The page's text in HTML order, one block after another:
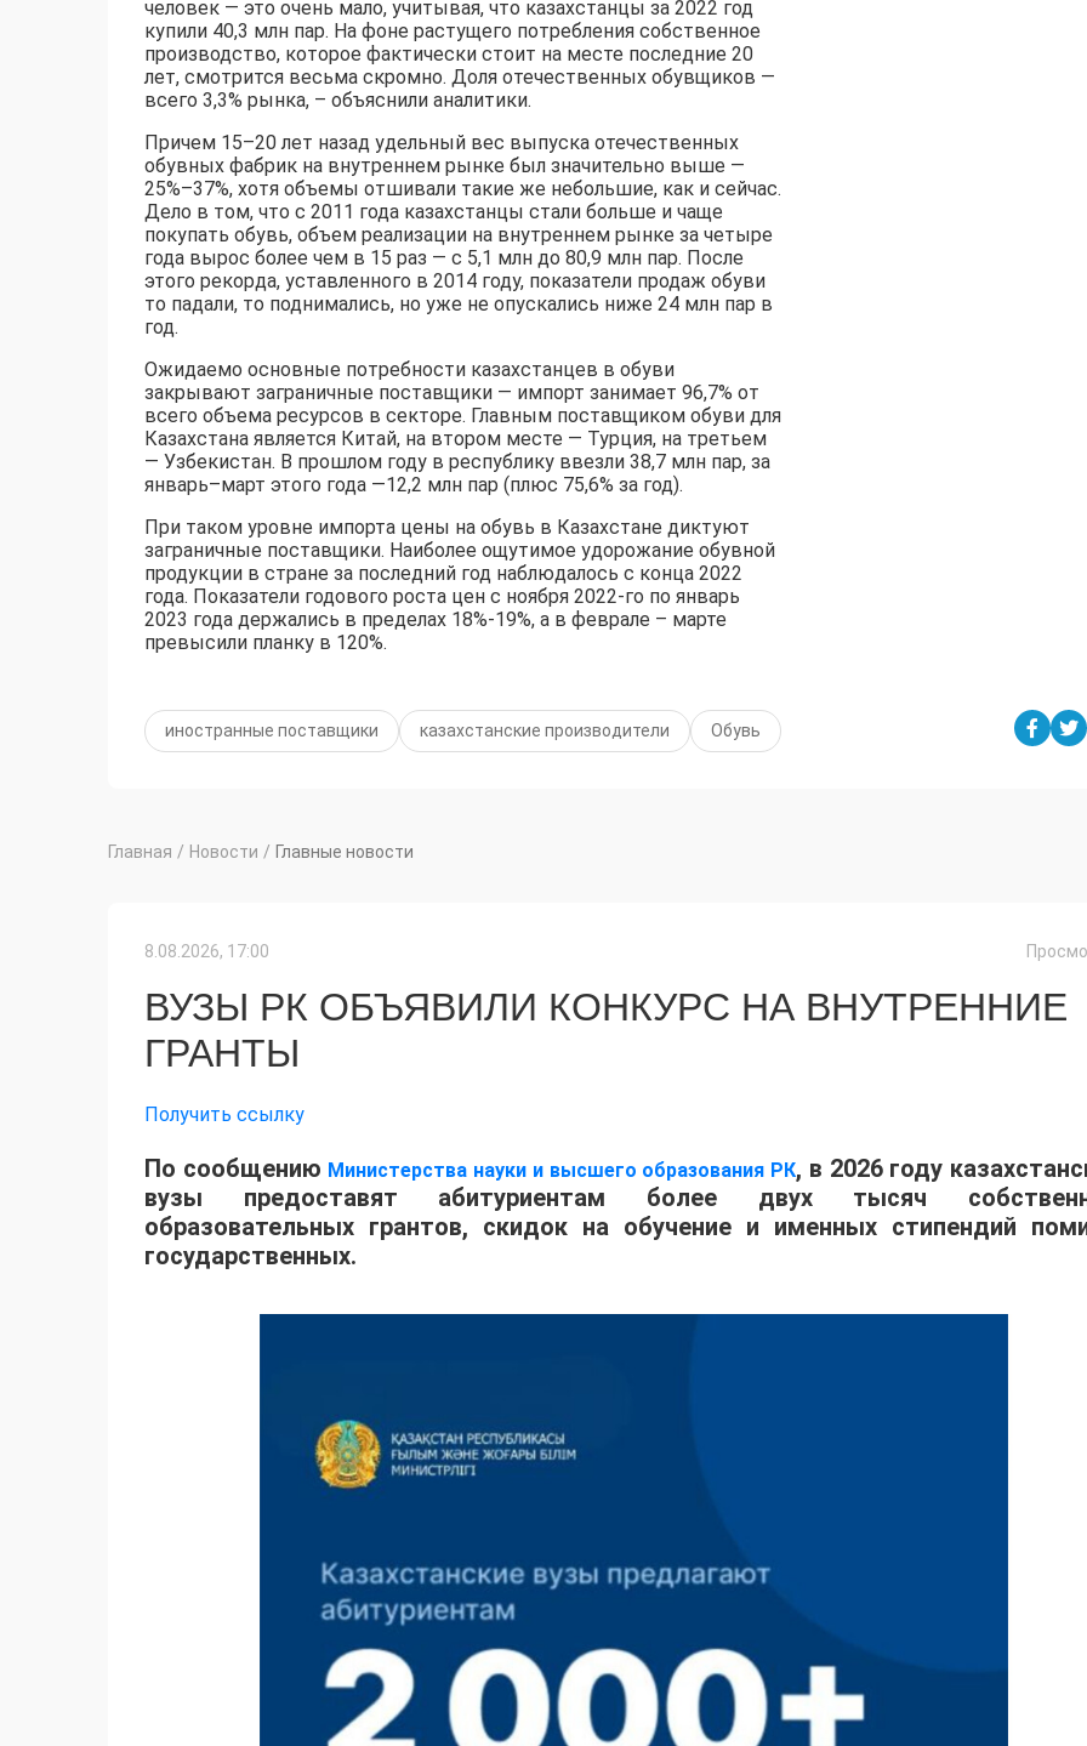
человек — это очень мало, учитывая, что казахстанцы за 2022 год
купили 40,3 млн пар. На фоне растущего потребления собственное
производство, которое фактически стоит на месте последние 20
лет, смотрится весьма скромно. Доля отечественных обувщиков —
всего 3,3% рынка, – объяснили аналитики.
Причем 15–20 лет назад удельный вес выпуска отечественных
обувных фабрик на внутреннем рынке был значительно выше —
25%–37%, хотя объемы отшивали такие же небольшие, как и сейчас.
Дело в том, что с 2011 года казахстанцы стали больше и чаще
покупать обувь, объем реализации на внутреннем рынке за четыре
года вырос более чем в 15 раз — с 5,1 млн до 80,9 млн пар. После
этого рекорда, уставленного в 2014 году, показатели продаж обуви
то падали, то поднимались, но уже не опускались ниже 24 млн пар в
год.
Ожидаемо основные потребности казахстанцев в обуви
закрывают заграничные поставщики — импорт занимает 96,7% от
всего объема ресурсов в секторе. Главным поставщиком обуви для
Казахстана является Китай, на втором месте — Турция, на третьем
— Узбекистан. В прошлом году в республику ввезли 38,7 млн пар, за
январь–март этого года —12,2 млн пар (плюс 75,6% за год).
При таком уровне импорта цены на обувь в Казахстане диктуют
заграничные поставщики. Наиболее ощутимое удорожание обувной
продукции в стране за последний год наблюдалось с конца 2022
года. Показатели годового роста цен с ноября 2022-го по январь
2023 года держались в пределах 18%-19%, а в феврале – марте
превысили планку в 120%.
иностранные поставщики казахстанские производители Обувь
Главная / Новости / Главные новости
8.08.2026, 17:00
ВУЗЫ РК ОБЪЯВИЛИ КОНКУРС НА ВНУТРЕННИЕ
ГРАНТЫ
Получить ссылку
По сообщению Министерства науки и высшего образования РК, в 2026 году
вузы предоставят абитуриентам более двух тысяч
образовательных грантов, скидок на обучение и именных стипендий
государственных.